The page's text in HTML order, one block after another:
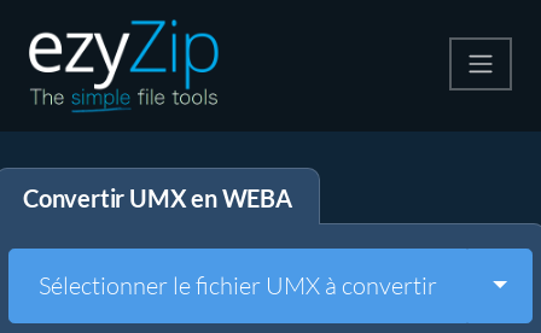
Décompresser
Autres outils
Convertir UMX en WEBA
Sélectionner le fichier UMX à convertir